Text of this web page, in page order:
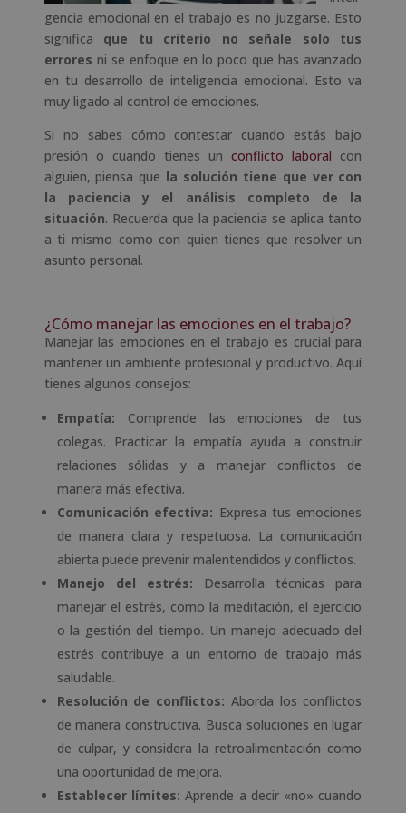
gencia emocional en el trabajo es no juzgarse. Esto
significa que tu criterio no señale solo tus
errores ni se enfoque en lo poco que has avanzado
en tu desarrollo de inteligencia emocional. Esto va
muy ligado al control de emociones.
Si no sabes cómo contestar cuando estás bajo
presión o cuando tienes unconflicto laboral con
alguien, piensa que la solución tiene que ver con
la paciencia y el análisis completo de la
situación. Recuerda que la paciencia se aplica tanto
a ti mismo como con quien tienes que resolver un
asunto personal.
¿Cómo manejar las emociones en el trabajo?
Manejar las emociones en el trabajo es crucial para
mantener un ambiente profesional y productivo. Aquí
tienes algunos consejos:
Empatía: Comprende las emociones de tus
colegas. Practicar la empatía ayuda a construir
relaciones sólidas y a manejar conflictos de
manera más efectiva.
Comunicación efectiva: Expresa tus emociones
de manera clara y respetuosa. La comunicación
abierta puede prevenir malentendidos y conflictos.
Manejo del estrés:
Desarrolla técnicas para
manejar el estrés, como la meditación, el ejercicio
o la gestión del tiempo. Un manejo adecuado del
estrés contribuye a un entorno de trabajo más
saludable.
Resolución de conflictos: Aborda los conflictos
de manera constructiva. Busca soluciones en lugar
de culpar, y considera la retroalimentación como
una oportunidad de mejora.
Establecer límites:Aprende a decir «no» cuando